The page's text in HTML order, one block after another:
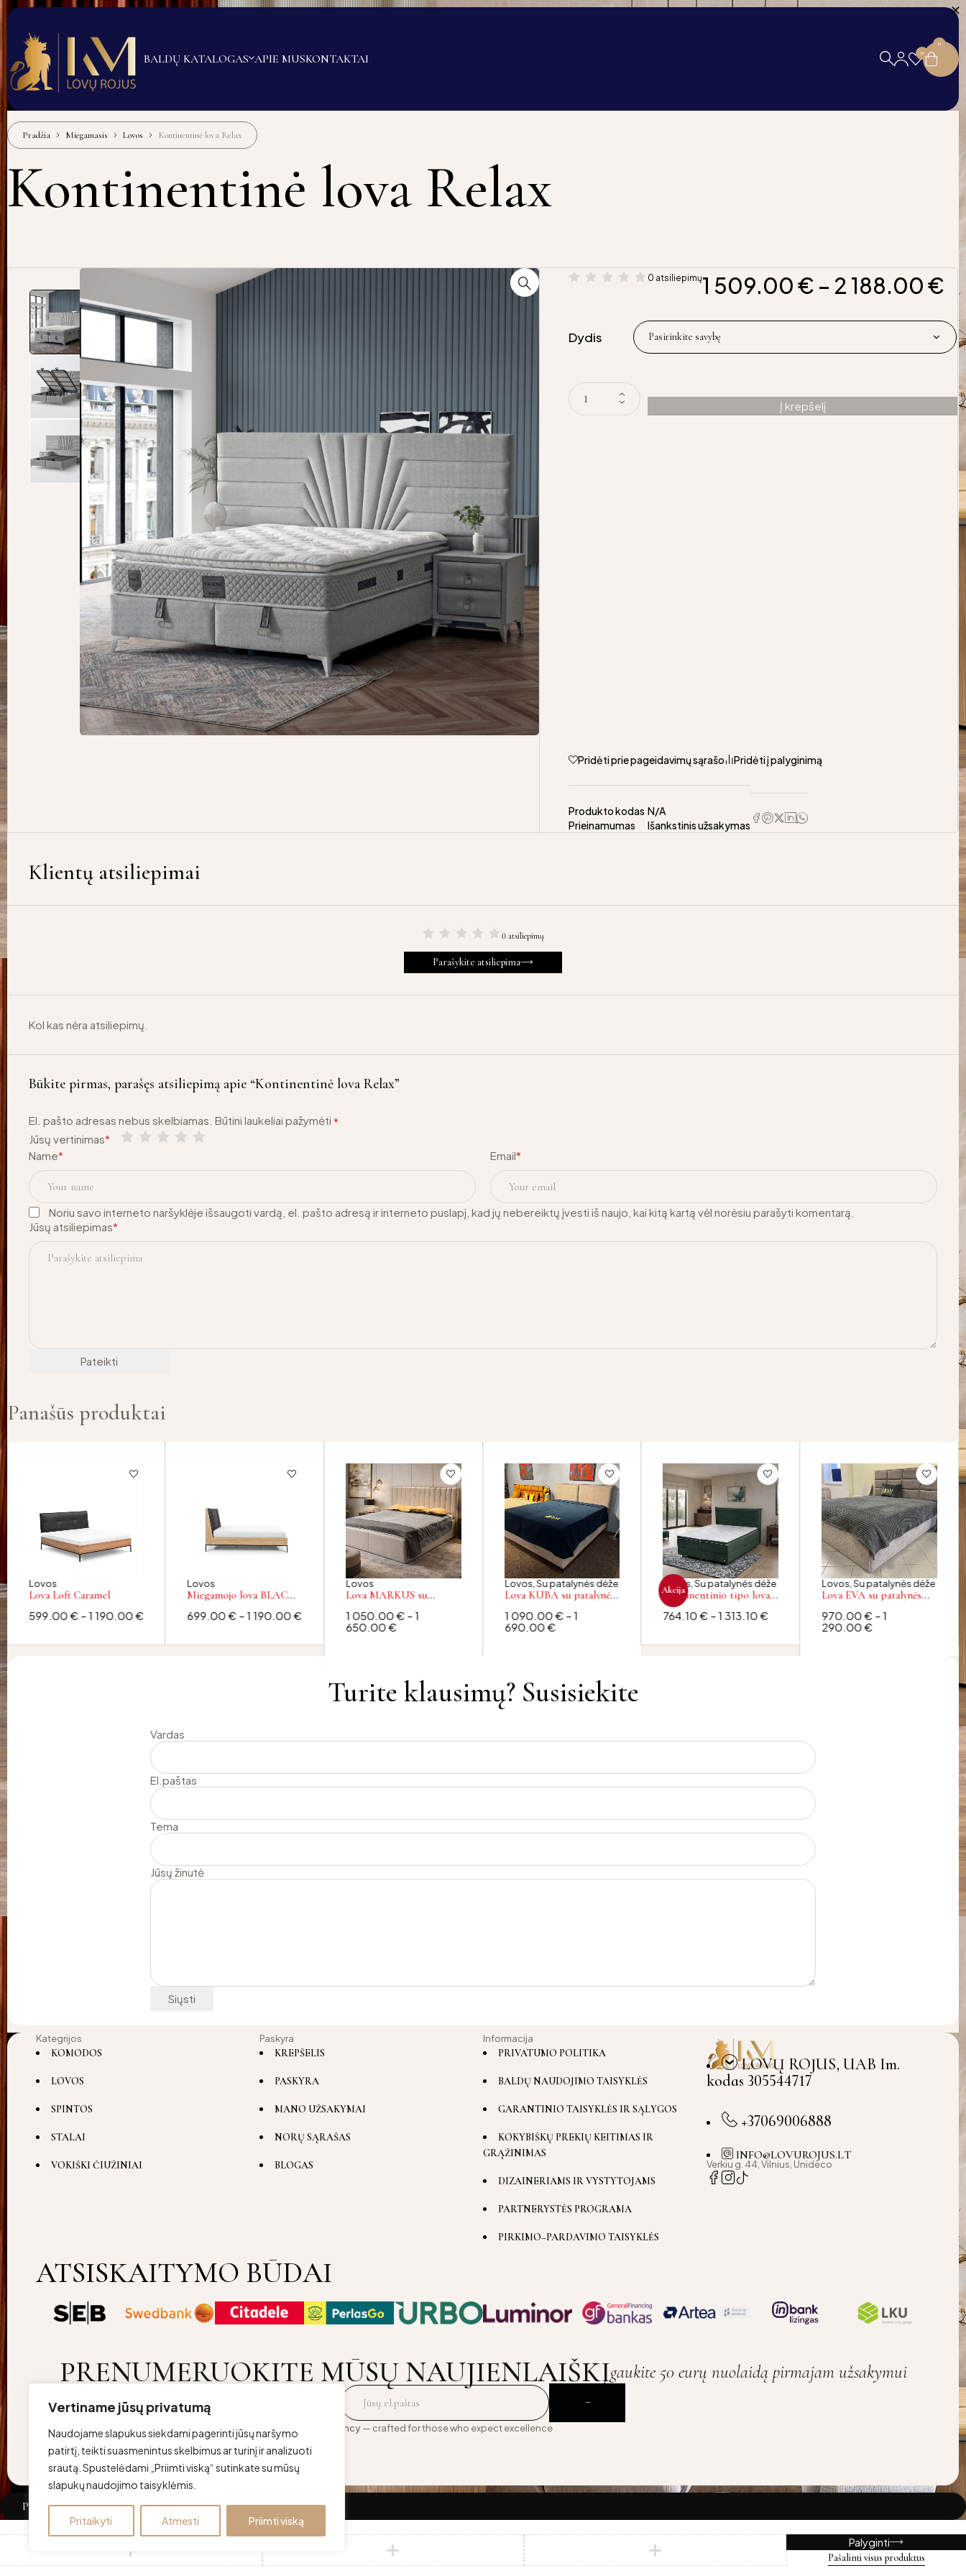
Vertiname jūsų privatumą
Naudojame slapukus siekdami pagerinti jūsų naršymo
patirtį, teikti suasmenintus skelbimus ar turinį ir analizuoti
srautą. Spustelėdami „Priimti viską“ sutinkate su mūsų
slapukų naudojimo taisyklėmis.
Pritaikyti Atmesti Priimti viską
BALDŲ KATALOGAS APIE MUSKONTAKTAI 0
0
Pradžia Miegamasis Lovos Kontinentinė lova Relax
Kontinentinė lova Relax
0 atsiliepimų1 509.00€ – 2 188.00€
Dydis
Į krepšelį
Pridėti prie pageidavimų sąrašo Pridėti į palyginimą
Produkto kodas N/A
Prieinamumas
Išankstinis užsakymas
Klientų atsiliepimai
0 atsiliepimų
Parašykite atsiliepima
Kol kas nėra atsiliepimų.
Būkite pirmas, parašęs atsiliepimą apie “Kontinentinė lova Relax”
El. pašto adresas nebus skelbiamas. Būtini laukeliai pažymėti *
Jūsų vertinimas*
Jūsų atsiliepimas*
Name* Email*
Noriu savo interneto naršyklėje išsaugoti vardą, el. pašto adresą ir interneto puslapį, kad jų nebereiktų įvesti iš naujo, kai kitą kartą vėl norėsiu parašyti komentarą.
Panašūs produktai
Lovos
Lova Loft Caramel
599.00€ –1 190.00€
Lovos
Miegamojo lova BLACK
699.00€ –1 190.00€
Lovos
Lova MARKUS su
1 050.00€ –1
650.00€
Lovos,Su patalynės dėže
Lova KUBA su patalynės
1 090.00€ –1
690.00€
Akcija
Lovos,Su patalynės dėže
Kontinentinio tipo lova
LĖJA su patalynės dėže
764.10€ –1 313.10€
Lovos,Su patalynės dėže
Lova EVA su patalynės
970.00€ –1
290.00€
Turite klausimų? Susisiekite
Vardas
El.paštas
Tema
Jūsų žinutė
Kategrijos
KOMODOS
LOVOS
SPINTOS
STALAI
VOKIŠKI ČIUŽINIAI
Paskyra
KREPŠELIS
PASKYRA
MANO UŽSAKYMAI
NORŲ SĄRAŠAS
BLOGAS
Informacija
PRIVATUMO POLITIKA
BALDŲ NAUDOJIMO TAISYKLĖS
GARANTINIO TAISYKLĖS IR SĄLYGOS
KOKYBIŠKŲ PREKIŲ KEITIMAS IR
GRĄŽINIMAS
DIZAINERIAMS IR VYSTYTOJAMS
PARTNERYSTĖS PROGRAMA
PIRKIMO–PARDAVIMO TAISYKLĖS
LOVŲ ROJUS, UAB Im.
kodas 305544717
+37069006888
INFO@LOVUROJUS.LT
Verkiu g. 44, Vilnius, Unideco
ATSISKAITYMO BŪDAI
PRENUMERUOKITE MŪSŲ NAUJIENLAIŠKĮgaukite 50 eurų nuolaidą pirmajam užsakymui
Copyright ©lovurojus Visos teisės saugomos | Developed by SC Agency— crafted for those who expect excellence
Palyginti (0)
Palyginti
Pašalinti visus produktus